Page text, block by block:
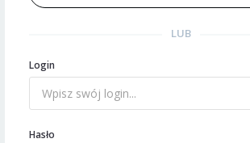
LUB
Login
Hasło